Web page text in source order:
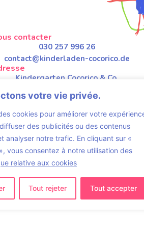
votre vie privée.
cookies pour améliorer votre
des publicités ou des contenus
analyser notre trafic. En cliquant sur «
vous consentez à notre utilisation des
relative aux cookies
Tout rejeter Tout accepter
contacter
030 257 996 26
contact@kinderladen-cocorico.de
Kindergarten Cocorico & Co.
Kluckstraße 29
10785 Berlin
d'ouverture
Du lundi-vendredi
7:45AM - 17:00PM
Mentions légales et politique de
confidentialité